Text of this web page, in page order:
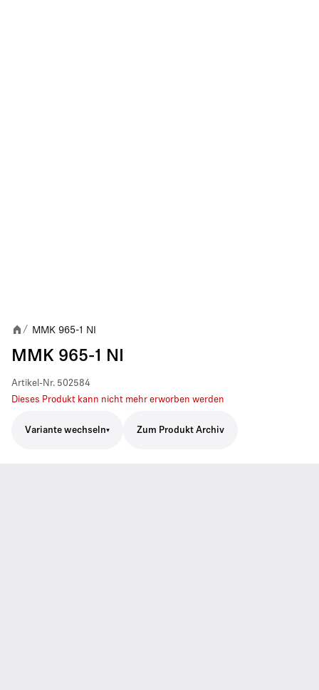
/ MMK 965-1 NI
MMK 965-1 NI
Artikel-Nr. 502584
Dieses Produkt kann nicht mehr erworben werden
Variante wechseln Zum Produkt Archiv